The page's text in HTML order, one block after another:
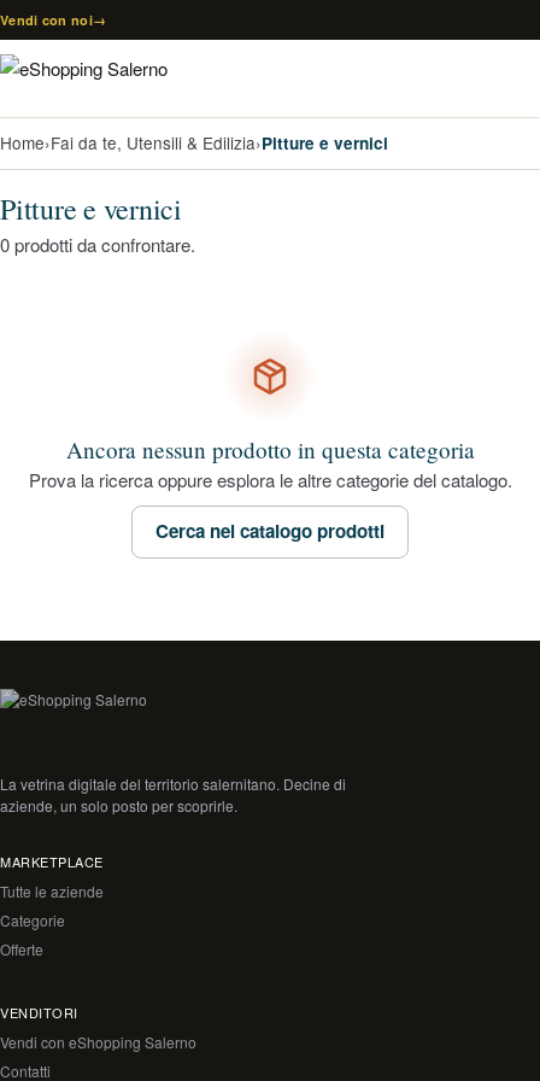
Vai al contenuto
Vendi con noi→
Home›Fai da te, Utensili & Edilizia›Pitture e vernici
Pitture e vernici
0 prodotti da confrontare.
Ancora nessun prodotto in questa categoria
Prova la ricerca oppure esplora le altre categorie del catalogo.
Cerca nel catalogo prodotti
La vetrina digitale del territorio salernitano. Decine di
aziende, un solo posto per scoprirle.
MARKETPLACE
Tutte le aziende
Categorie
Offerte
VENDITORI
Vendi con eShopping Salerno
Contatti